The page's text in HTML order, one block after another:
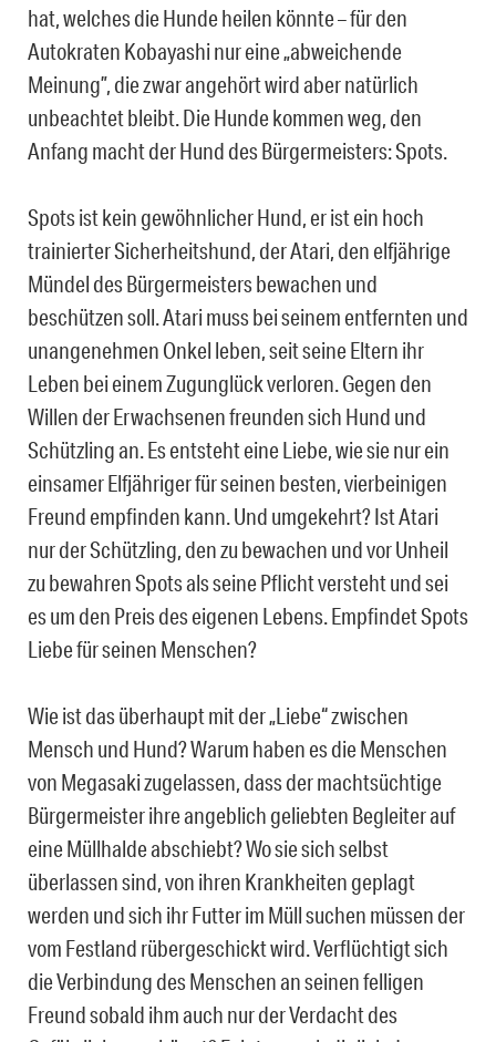
hat, welches die Hunde heilen könnte – für den
Autokraten Kobayashi nur eine „abweichende
Meinung”, die zwar angehört wird aber natürlich
unbeachtet bleibt. Die Hunde kommen weg, den
Anfang macht der Hund des Bürgermeisters: Spots.
Spots ist kein gewöhnlicher Hund, er ist ein hoch
trainierter Sicherheitshund, der Atari, den elfjährige
Mündel des Bürgermeisters bewachen und
beschützen soll. Atari muss bei seinem entfernten und
unangenehmen Onkel leben, seit seine Eltern ihr
Leben bei einem Zugunglück verloren. Gegen den
Willen der Erwachsenen freunden sich Hund und
Schützling an. Es entsteht eine Liebe, wie sie nur ein
einsamer Elfjähriger für seinen besten, vierbeinigen
Freund empfinden kann. Und umgekehrt? Ist Atari
nur der Schützling, den zu bewachen und vor Unheil
zu bewahren Spots als seine Pflicht versteht und sei
es um den Preis des eigenen Lebens. Empfindet Spots
Liebe für seinen Menschen?
Wie ist das überhaupt mit der „Liebe“ zwischen
Mensch und Hund? Warum haben es die Menschen
von Megasaki zugelassen, dass der machtsüchtige
Bürgermeister ihre angeblich geliebten Begleiter auf
eine Müllhalde abschiebt? Wo sie sich selbst
überlassen sind, von ihren Krankheiten geplagt
werden und sich ihr Futter im Müll suchen müssen der
vom Festland rübergeschickt wird. Verflüchtigt sich
die Verbindung des Menschen an seinen felligen
Freund sobald ihm auch nur der Verdacht des